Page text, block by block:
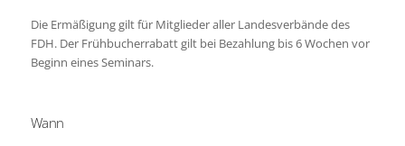
Die Ermäßigung gilt für Mitglieder aller Landesverbände des
FDH. Der Frühbucherrabatt gilt bei Bezahlung bis 6 Wochen vor
Beginn eines Seminars.
Wann